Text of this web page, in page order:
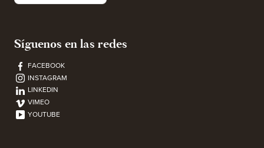
Síguenos en las redes
FACEBOOK
INSTAGRAM
LINKEDIN
VIMEO
YOUTUBE